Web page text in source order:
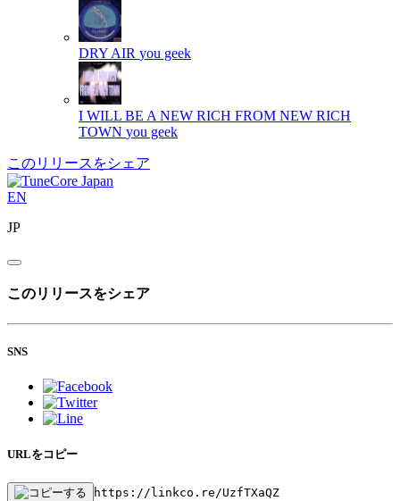
DRY AIR you geek
I WILL BE A NEW RICH FROM NEW RICH
TOWN you geek
このリリースをシェア
EN
JP
このリリースをシェア
SNS
URLをコピー
https://linkco.re/UzfTXaQZ